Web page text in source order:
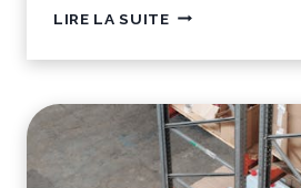
LIRE LA SUITEQA
QC
CE
QUE
LES
IMPORTATEURS